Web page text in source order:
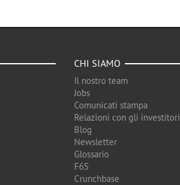
CHI SIAMO
Il nostro team
Jobs
Comunicati stampa
Relazioni con gli investitori
Blog
Newsletter
Glossario
F6S
Crunchbase